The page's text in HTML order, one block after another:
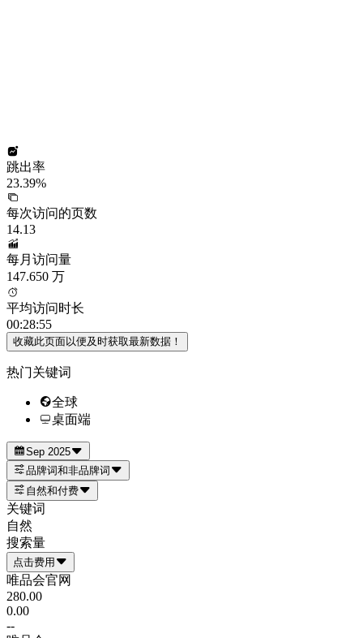
跳出率
23.39%
每次访问的页数
14.13
每月访问量
147.650 万
平均访问时长
00:28:55
收藏此页面以便及时获取最新数据！
热门关键词
全球
桌面端
Sep 2025
品牌词和非品牌词
自然和付费
关键词
自然
搜索量
点击费用
唯品会官网
280.00
0.00
--